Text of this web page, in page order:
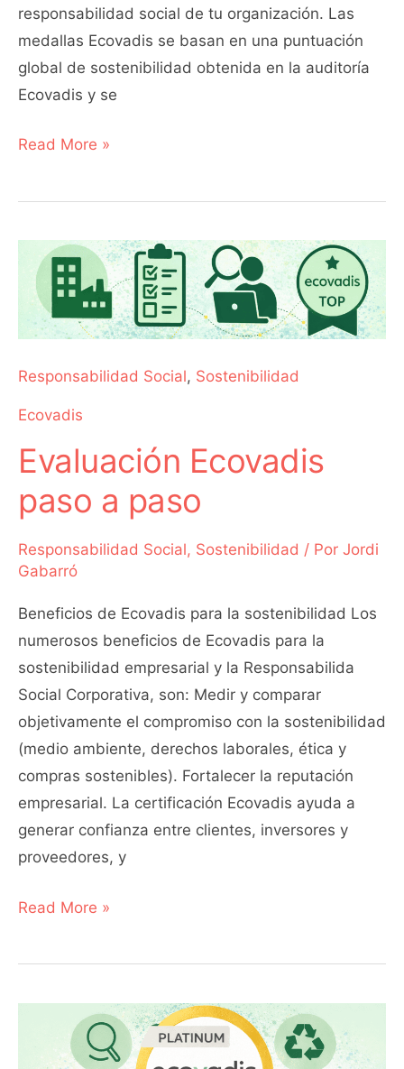
responsabilidad social de tu organización. Las
medallas Ecovadis se basan en una puntuación
global de sostenibilidad obtenida en la auditoría
Ecovadis y se
Read More »
Responsabilidad Social, Sostenibilidad
Ecovadis
Evaluación Ecovadis
paso a paso
Responsabilidad Social, Sostenibilidad / Por Jordi
Gabarró
Beneficios de Ecovadis para la sostenibilidad Los
numerosos beneficios de Ecovadis para la
sostenibilidad empresarial y la Responsabilida
Social Corporativa, son: Medir y comparar
objetivamente el compromiso con la sostenibilidad
(medio ambiente, derechos laborales, ética y
compras sostenibles). Fortalecer la reputación
empresarial. La certificación Ecovadis ayuda a
generar confianza entre clientes, inversores y
proveedores, y
Evaluación
Ecovadis
paso
Read More »
Certificación
Ecovadis